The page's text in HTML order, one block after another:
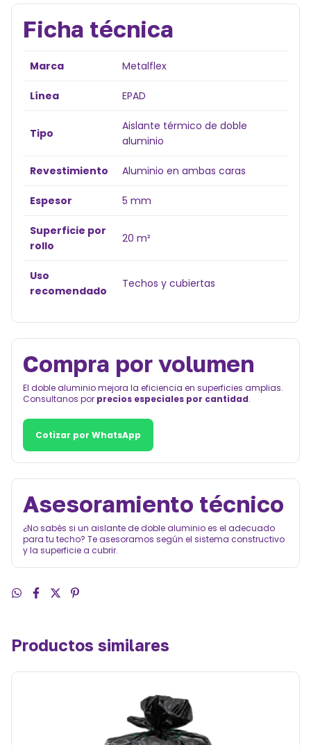
Ficha técnica
Marca Metalflex
Línea EPAD
Tipo
Aislante térmico de doble
aluminio
Revestimiento Aluminio en ambas caras
Espesor 5 mm
Superficie por
rollo
20 m²
Uso
recomendado
Techos y cubiertas
Compra por volumen
El doble aluminio mejora la eficiencia en superficies amplias.
Consultanos por precios especiales por cantidad.
Cotizar por WhatsApp
Asesoramiento técnico
¿No sabés si un aislante de doble aluminio es el adecuado
para tu techo? Te asesoramos según el sistema constructivo
y la superficie a cubrir.
Productos similares